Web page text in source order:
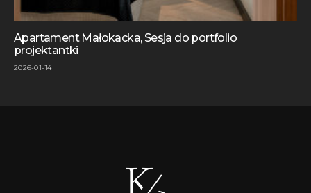
Apartament Małokacka, Sesja do portfolio
projektantki
2026-01-14